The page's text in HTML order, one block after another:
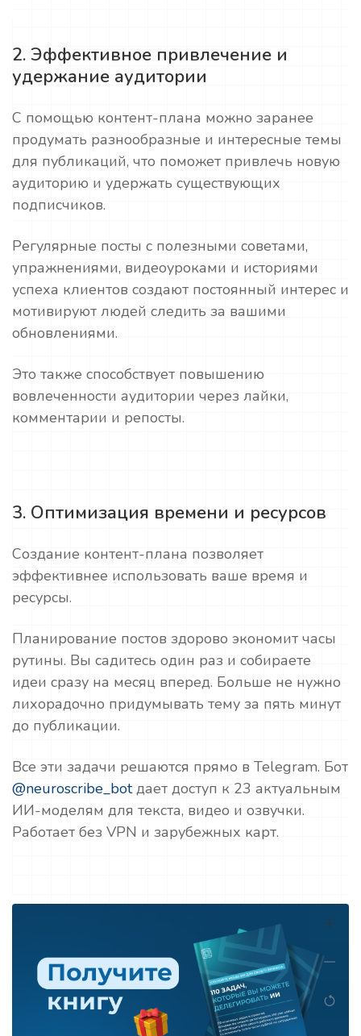
2. Эффективное привлечение и
удержание аудитории
С помощью контент-плана можно заранее
продумать разнообразные и интересные темы
для публикаций, что поможет привлечь новую
аудиторию и удержать существующих
подписчиков.
Регулярные посты с полезными советами,
упражнениями, видеоуроками и историями
успеха клиентов создают постоянный интерес и
мотивируют людей следить за вашими
обновлениями.
Это также способствует повышению
вовлеченности аудитории через лайки,
комментарии и репосты.
3. Оптимизация времени и ресурсов
Создание контент-плана позволяет
эффективнее использовать ваше время и
ресурсы.
Планирование постов здорово экономит часы
рутины. Вы садитесь один раз и собираете
идеи сразу на месяц вперед. Больше не нужно
лихорадочно придумывать тему за пять минут
до публикации.
Все эти задачи решаются прямо в Telegram. Бот
@neuroscribe_botдает доступ к 23 актуальным
ИИ-моделям для текста, видео и озвучки.
Работает без VPN и зарубежных карт.